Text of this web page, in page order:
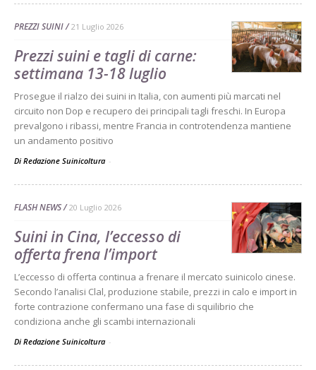
PREZZI SUINI 21 Luglio 2026
Prezzi suini e tagli di carne:
settimana 13-18 luglio
Prosegue il rialzo dei suini in Italia, con aumenti più marcati nel
circuito non Dop e recupero dei principali tagli freschi. In Europa
prevalgono i ribassi, mentre Francia in controtendenza mantiene
un andamento positivo
Di Redazione Suinicoltura -
FLASH NEWS 20 Luglio 2026
Suini in Cina, l’eccesso di
offerta frena l’import
L’eccesso di offerta continua a frenare il mercato suinicolo cinese.
Secondo l’analisi Clal, produzione stabile, prezzi in calo e import in
forte contrazione confermano una fase di squilibrio che
condiziona anche gli scambi internazionali
Di Redazione Suinicoltura -